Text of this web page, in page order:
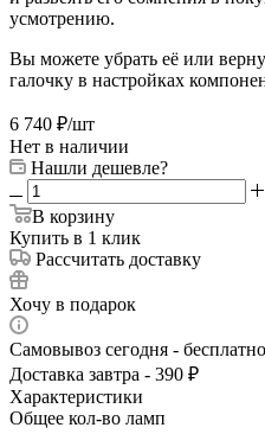
усмотрению.
Вы можете убрать её или
галочку в настройках
6 740 ₽/шт
Нет в наличии
Нашли дешевле?
В корзину
Купить в 1 клик
Рассчитать доставку
Хочу в подарок
Самовывоз сегодня - бесплатно
Доставка завтра - 390 ₽
Характеристики
Общее кол-во ламп